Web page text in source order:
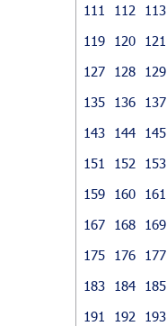
111
112 113
119
120 121
127
128 129
135
136 137
143
144 145
151
152 153
159
160 161
167
168 169
175
176 177
183
184 185
191
192 193